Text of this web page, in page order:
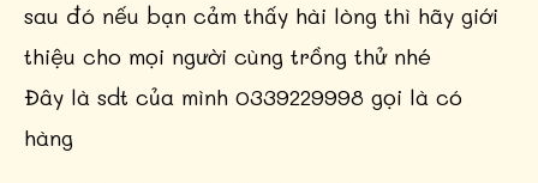
sau đó nếu bạn cảm thấy hài lòng thì hãy giới
thiệu cho mọi người cùng trồng thử nhé
Đây là sdt của mình 0339229998 gọi là có
hàng